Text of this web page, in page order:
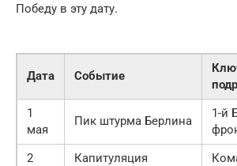
Победу в эту дату.
Дата Событие
1
мая
Пик штурма Берлина
1-й
2
Капитуляция